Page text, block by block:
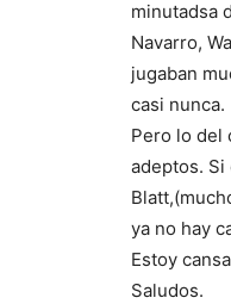
minutadsa
Navarro,
jugaban
casi nunca.
Pero lo del
adeptos. Si
ya no hay
Estoy
Saludos.